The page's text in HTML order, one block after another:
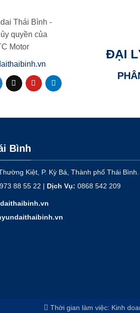
ĐẠI
Bình
Kiệt, P. Kỳ Bá, Thành phố Thái Bình.
88 55 22 | Dịch Vụ: 0868 542 209
Thời gian làm việc: Kinh